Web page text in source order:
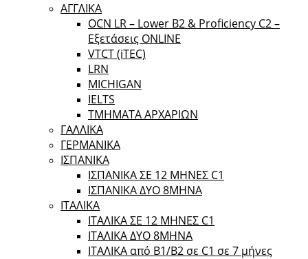
ΑΓΓΛΙΚΑ
OCN LR – Lower B2 & Proficiency C2 –
Εξετάσεις ONLINE
VTCT (iTEC)
LRN
MICHIGAN
IELTS
ΤΜΗΜΑΤΑ ΑΡΧΑΡΙΩΝ
ΓΑΛΛΙΚΑ
ΓΕΡΜΑΝΙΚΑ
ΙΣΠΑΝΙΚΑ
ΙΣΠΑΝΙΚΑ ΣΕ 12 ΜΗΝΕΣ C1
ΙΣΠΑΝΙΚΑ ΔΥΟ 8ΜΗΝΑ
ΙΤΑΛΙΚΑ
ΙΤΑΛΙΚΑ ΣΕ 12 ΜΗΝΕΣ C1
ΙΤΑΛΙΚΑ ΔΥΟ 8ΜΗΝΑ
ΙΤΑΛΙΚΑ από B1/B2 σε C1 σε 7 μήνες